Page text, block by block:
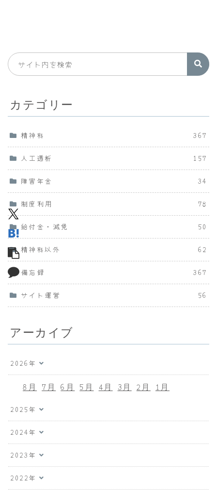
カテゴリー
精神科 367
人工透析 157
障害年金 34
制度利用 78
給付金・減免 50
精神科以外 62
備忘録 367
サイト運営 56
アーカイブ
2026年
8月 7月 6月 5月 4月 3月 2月 1月
2025年
2024年
2023年
2022年